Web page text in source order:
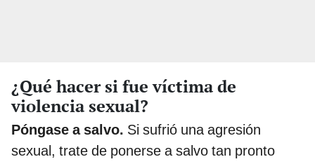
¿Qué hacer si fue víctima de
violencia sexual?
Póngase a salvo. Si sufrió una agresión
sexual, trate de ponerse a salvo tan pronto